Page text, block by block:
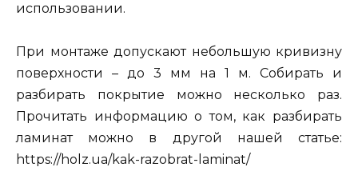
использовании.
При монтаже допускают небольшую кривизну
поверхности – до 3 мм на 1 м. Собирать и
разбирать покрытие можно несколько раз.
Прочитать информацию о том, как разбирать
ламинат можно в другой нашей статье:
https://holz.ua/kak-razobrat-laminat/